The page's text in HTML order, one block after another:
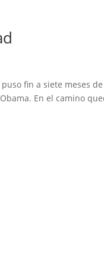
fin a siete meses
En el camino